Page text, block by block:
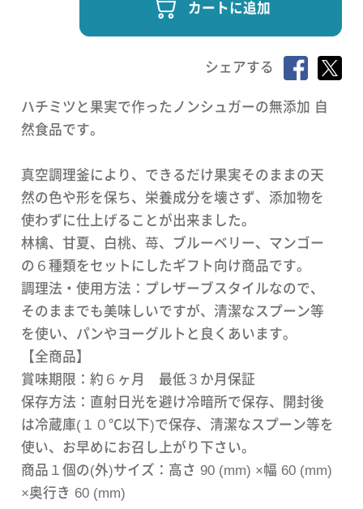
カートに追加
シェアする
ハチミツと果実で作ったノンシュガーの無添加 自
然食品です。
真空調理釜により、できるだけ果実そのままの天
然の色や形を保ち、栄養成分を壊さず、添加物を
使わずに仕上げることが出来ました。
林檎、甘夏、白桃、苺、ブルーベリー、マンゴー
の６種類をセットにしたギフト向け商品です。
調理法・使用方法：プレザーブスタイルなので、
そのままでも美味しいですが、清潔なスプーン等
を使い、パンやヨーグルトと良くあいます。
【全商品】
賞味期限：約６ヶ月 最低３か月保証
保存方法：直射日光を避け冷暗所で保存、開封後
は冷蔵庫(１０℃以下)で保存、清潔なスプーン等を
使い、お早めにお召し上がり下さい。
商品１個の(外)サイズ：高さ 90 (mm) ×幅 60 (mm)
×奥行き 60 (mm)